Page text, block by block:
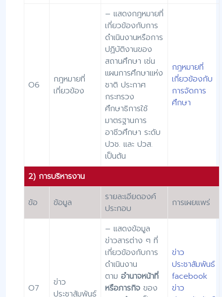
O6
กฎหมายที่
เกี่ยวข้อง
– แสดงกฎหมายที่
เกี่ยวข้องกับการ
ดำเนินงานหรือการ
ปฏิบัติงานของ
สถานศึกษา เช่น
แผนการศึกษาแห่ง
ชาติ ประกาศ
กระทรวง
ศึกษาธิการใช้
มาตรฐานการ
อาชีวศึกษา ระดับ
ปวช. และ ปวส.
เป็นต้น
กฎหมายที่
เกี่ยวข้องกับ
การจัดการ
ศึกษา
2) การบริหารงาน
ข้อ ข้อมูล
รายละเอียดองค์
ประกอบ
การเผยแพร่
O7
ข่าว
ประชาสัมพันธ์
– แสดงข้อมูล
ข่าวสารต่าง ๆ ที่
เกี่ยวข้องกับการ
ดำเนินงาน
ตาม อำนาจหน้าที่
หรือภารกิจ ของ
ข่าว
ประชาสัมพันธ์
facebook
ข่าว